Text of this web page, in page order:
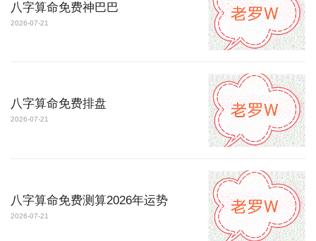
八字算命免费神巴巴
2026-07-21
八字算命免费排盘
2026-07-21
八字算命免费测算2026年运势
2026-07-21